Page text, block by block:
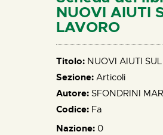
CHI SIAMO
NEWS
PERCORSI
BIBLIOTECA
ELISA SALERNO
CONTATTI
NUOVI AIUTI
LAVORO
Titolo: NUOVI AIUTI
Sezione: Articoli
Autore: SFONDRINI
Codice: Fa
Nazione: 0